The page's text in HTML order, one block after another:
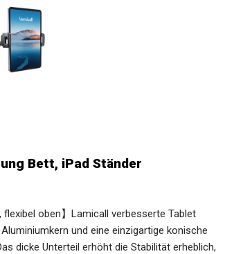
Bett, iPad Ständer
flexibel oben】Lamicall verbesserte Tablet
und eine einzigartige konische
dicke Unterteil erhöht die Stabilität erheblich,